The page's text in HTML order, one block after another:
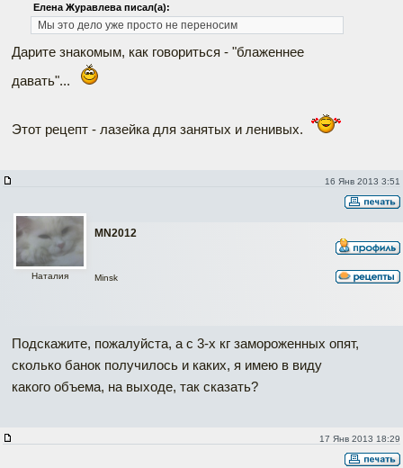
Елена Журавлева писал(а):
Мы это дело уже просто не переносим
Дарите знакомым, как говориться - "блаженнее
давать"...
Этот рецепт - лазейка для занятых и ленивых.
16 Янв 2013 3:51
MN2012
Наталия Minsk
Подскажите, пожалуйста, а с 3-х кг замороженных опят,
сколько банок получилось и каких, я имею в виду
какого объема, на выходе, так сказать?
17 Янв 2013 18:29